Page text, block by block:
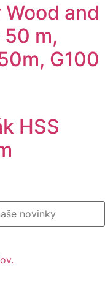
and
50 m,
G100
HSS